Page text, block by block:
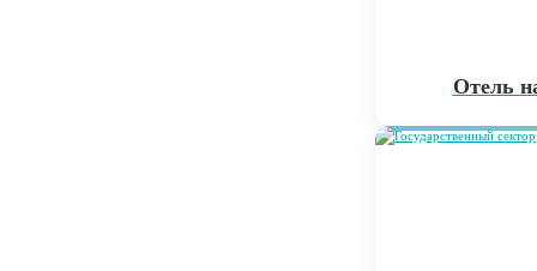
Отель